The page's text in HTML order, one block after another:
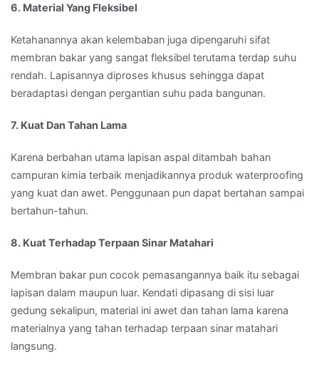
6. Material Yang Fleksibel
Ketahanannya akan kelembaban juga dipengaruhi sifat
membran bakar yang sangat fleksibel terutama terdap suhu
rendah. Lapisannya diproses khusus sehingga dapat
beradaptasi dengan pergantian suhu pada bangunan.
7. Kuat Dan Tahan Lama
Karena berbahan utama lapisan aspal ditambah bahan
campuran kimia terbaik menjadikannya produk waterproofing
yang kuat dan awet. Penggunaan pun dapat bertahan sampai
bertahun-tahun.
8. Kuat Terhadap Terpaan Sinar Matahari
Membran bakar pun cocok pemasangannya baik itu sebagai
lapisan dalam maupun luar. Kendati dipasang di sisi luar
gedung sekalipun, material ini awet dan tahan lama karena
materialnya yang tahan terhadap terpaan sinar matahari
langsung.